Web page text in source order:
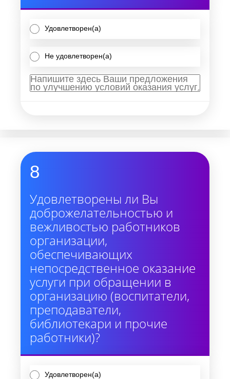
Удовлетворен(а)
Не удовлетворен(а)
8
Удовлетворены ли Вы
доброжелательностью и
вежливостью работников
организации,
обеспечивающих
непосредственное оказание
услуги при обращении в
организацию (воспитатели,
преподаватели,
библиотекари и прочие
работники)?
Удовлетворен(а)